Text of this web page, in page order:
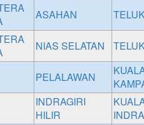
ASAHAN
NIAS SELATAN
PELALAWAN
INDRAGIRI
HILIR